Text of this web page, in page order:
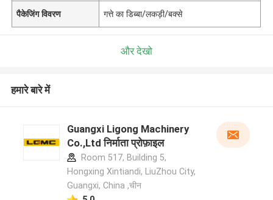
पैकेजिंग विवरण गत्ते का डिब्बा/लकड़ी/बक्से
और देखो
हमारे बारे में
Guangxi Ligong Machinery
Co.,Ltd निर्माता प्रोफ़ाइल
Room 517, Building 5,
Hongxing Xintiandi, LiuZhou City,
Guangxi, China ,चीन